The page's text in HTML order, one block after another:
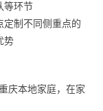
等环节
定制不同侧重点的
势
庆本地家庭，在家